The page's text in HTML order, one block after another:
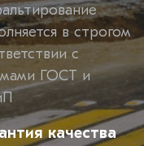
в строгом
с
ГОСТ и
качества